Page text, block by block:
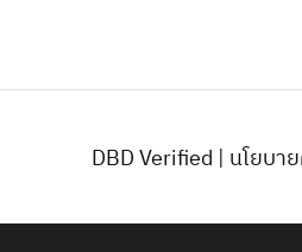
DBD Verified | นโยบา